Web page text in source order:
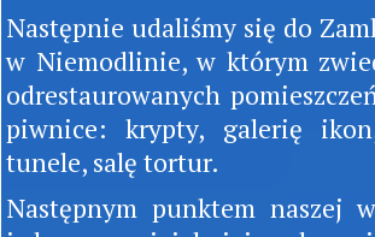
Następnie udaliśmy się do
w Niemodlinie, w którym
odrestaurowanych
piwnice: krypty, galerię
tunele, salę tortur.
Następnym punktem naszej